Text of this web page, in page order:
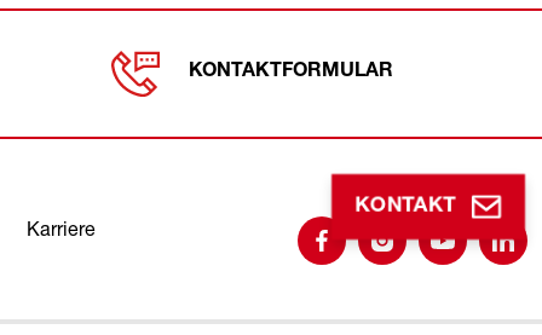
KONTAKT
KONTAKTFORMULAR
Karriere
Follow us